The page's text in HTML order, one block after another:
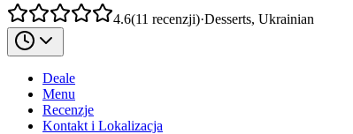
4.6(11 recenzji)·Desserts, Ukrainian
Deale
Menu
Recenzje
Kontakt i Lokalizacja